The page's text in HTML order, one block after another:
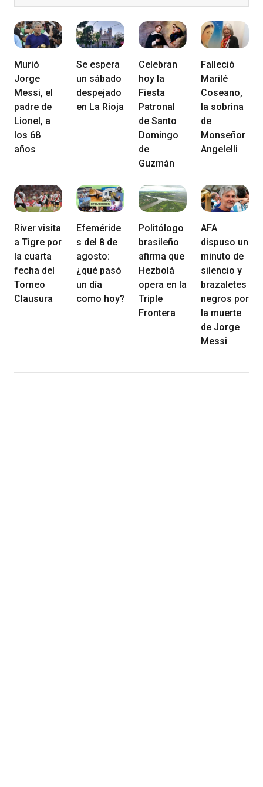
Murió
Jorge
Messi, el
padre de
Lionel, a
los 68
años
Se espera
un sábado
despejado
en La Rioja
Celebran
hoy la
Fiesta
Patronal
de Santo
Domingo
de
Guzmán
Falleció
Marilé
Coseano,
la sobrina
de
Monseñor
Angelelli
River visita
a Tigre por
la cuarta
fecha del
Torneo
Clausura
Efeméride
s del 8 de
agosto:
¿qué pasó
un día
como hoy?
Politólogo
brasileño
afirma que
Hezbolá
opera en la
Triple
Frontera
AFA
dispuso un
minuto de
silencio y
brazaletes
negros por
la muerte
de Jorge
Messi